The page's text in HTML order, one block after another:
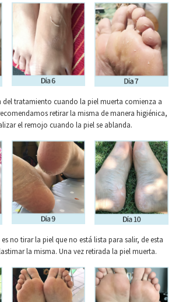
del tratamiento cuando la piel muerta comienza a
retirar la misma de manera higiénica,
el remojo cuando la piel se ablanda.
no tirar la piel que no está lista para salir, de esta
la misma. Una vez retirada la piel muerta.